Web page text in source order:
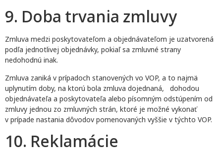
9. Doba trvania zmluvy
Zmluva medzi poskytovateľom a objednávateľom je uzatvorená
podľa jednotlivej objednávky, pokiaľ sa zmluvné strany
nedohodnú inak.
Zmluva zaniká v prípadoch stanovených vo VOP, a to najmä
uplynutím doby, na ktorú bola zmluva dojednaná, dohodou
objednávateľa a poskytovateľa alebo písomným odstúpením od
zmluvy jednou zo zmluvných strán, ktoré je možné vykonať
v prípade nastania dôvodov pomenovaných vyššie v týchto VOP.
10. Reklamácie